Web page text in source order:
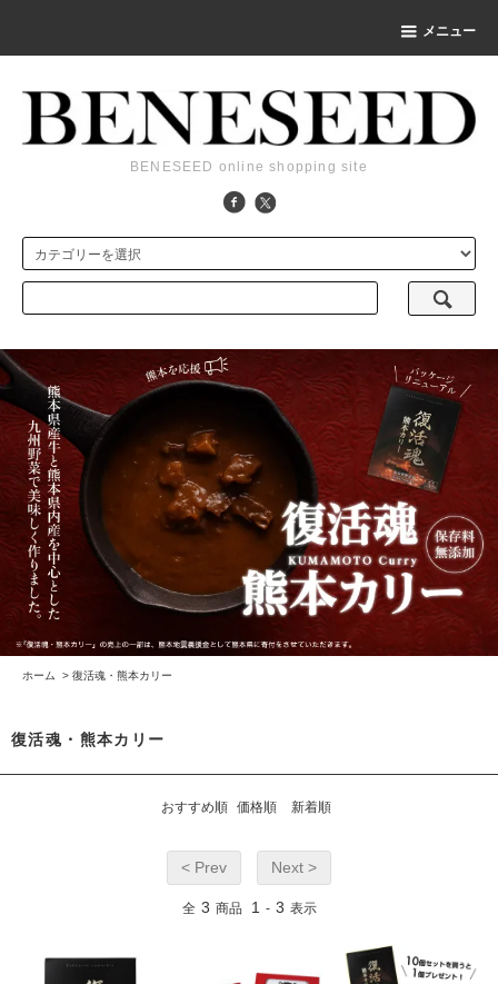
メニュー
BENESEED online shopping site
ホーム > 復活魂・熊本カリー
復活魂・熊本カリー
おすすめ順 価格順 新着順
< Prev Next >
全 3 商品 1 - 3 表示